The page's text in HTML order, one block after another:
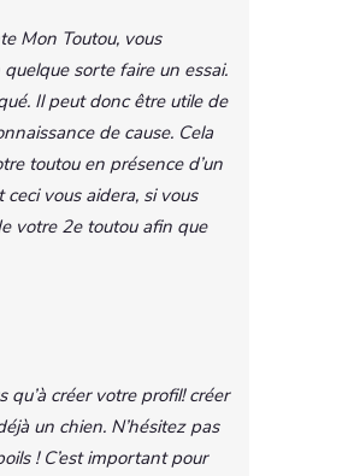
Mon Toutou, vous
sorte faire un essai.
Il peut donc être utile de
de cause. Cela
toutou en présence d’un
vous aidera, si vous
votre 2e toutou afin que
créer votre profil! créer
un chien. N’hésitez pas
! C’est important pour